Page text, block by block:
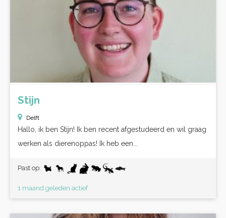
Stijn
Delft
Hallo, ik ben Stijn! Ik ben recent afgestudeerd en wil graag
werken als dierenoppas! Ik heb een...
Past op:
1 maand geleden actief